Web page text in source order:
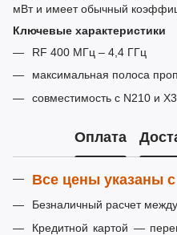
мВт и имеет обычный
Ключевые характеристики
RF 400 МГц – 4,4 ГГц
максимальная полоса
совместимость с N210 и
Оплата
Все цены указаны
Безналичный расчет
Кредитной картой —